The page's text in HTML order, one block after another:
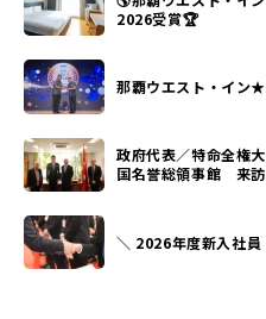
2026受賞🏆
那覇ウエスト・イン
政府代表／特命全権
国名誉総領事館 来訪
＼ 2026年度新入社